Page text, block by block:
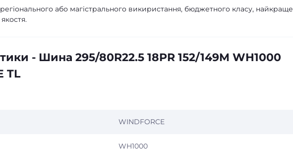
або магістрального викиристання, бюджетного класу, найкраще
- Шина 295/80R22.5 18PR 152/149M WH1000
TL
WINDFORCE
WH1000